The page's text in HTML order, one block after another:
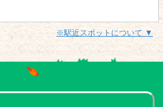
※駅近スポットについて ▼